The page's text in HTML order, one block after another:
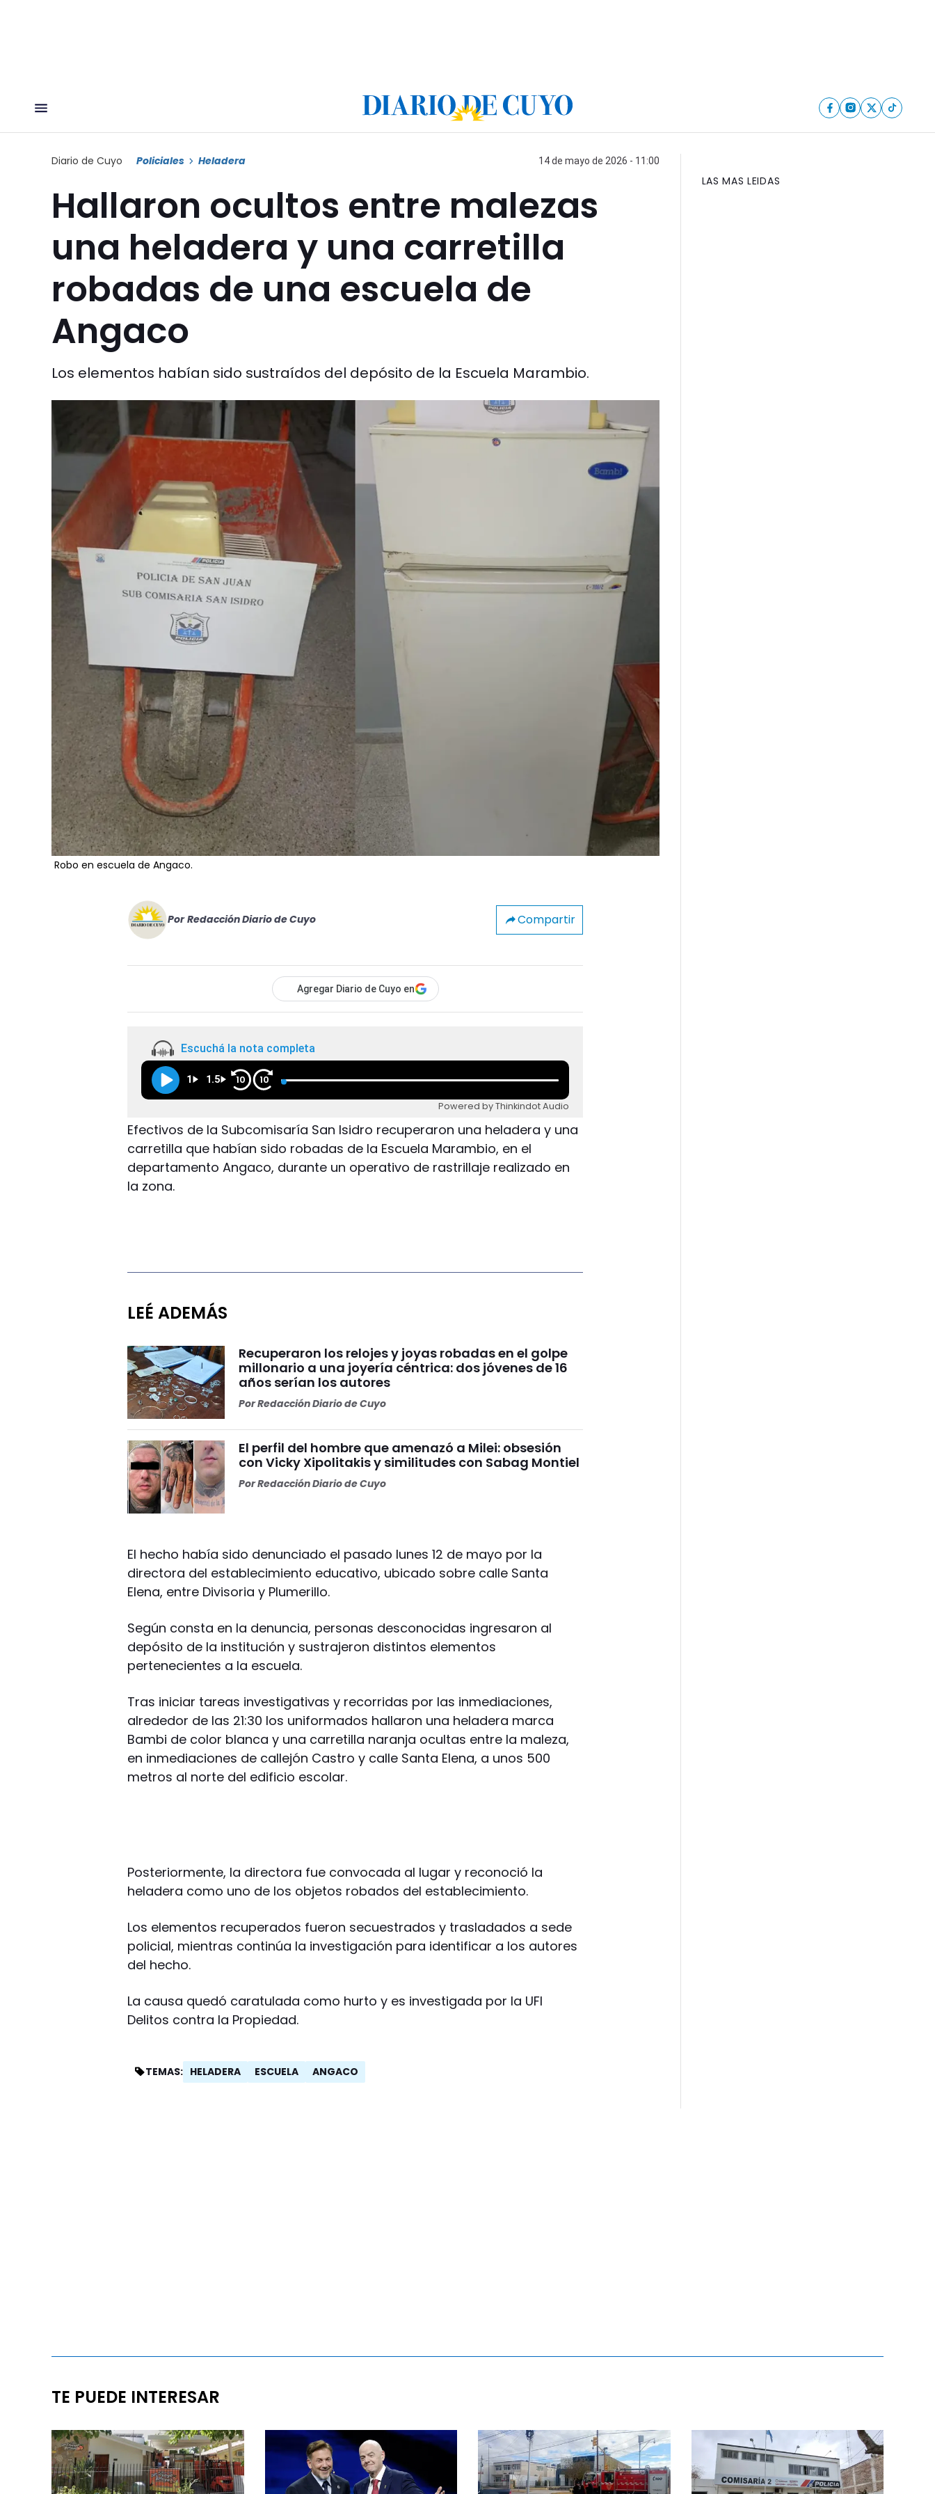
Diario de Cuyo Policiales Heladera 14 de mayo de 2026 - 11:00
Hallaron ocultos entre malezas
una heladera y una carretilla
robadas de una escuela de
Angaco
Los elementos habían sido sustraídos del depósito de la Escuela Marambio.
Robo en escuela de Angaco.
Por Redacción Diario de Cuyo Compartir
Agregar Diario de Cuyo en
Escuchá la nota completa
1 1.5 10 10
Powered by Thinkindot Audio
Efectivos de la Subcomisaría San Isidro recuperaron una heladera y una
carretilla que habían sido robadas de la Escuela Marambio, en el
departamento Angaco, durante un operativo de rastrillaje realizado en
la zona.
LEÉ ADEMÁS
Recuperaron los relojes y joyas robadas en el golpe
millonario a una joyería céntrica: dos jóvenes de 16
años serían los autores
PorRedacción Diario de Cuyo
El perfil del hombre que amenazó a Milei: obsesión
con Vicky Xipolitakis y similitudes con Sabag Montiel
PorRedacción Diario de Cuyo
El hecho había sido denunciado el pasado lunes 12 de mayo por la
directora del establecimiento educativo, ubicado sobre calle Santa
Elena, entre Divisoria y Plumerillo.
Según consta en la denuncia, personas desconocidas ingresaron al
depósito de la institución y sustrajeron distintos elementos
pertenecientes a la escuela.
Tras iniciar tareas investigativas y recorridas por las inmediaciones,
alrededor de las 21:30 los uniformados hallaron una heladera marca
Bambi de color blanca y una carretilla naranja ocultas entre la maleza,
en inmediaciones de callejón Castro y calle Santa Elena, a unos 500
metros al norte del edificio escolar.
Posteriormente, la directora fue convocada al lugar y reconoció la
heladera como uno de los objetos robados del establecimiento.
Los elementos recuperados fueron secuestrados y trasladados a sede
policial, mientras continúa la investigación para identificar a los autores
del hecho.
La causa quedó caratulada como hurto y es investigada por la UFI
Delitos contra la Propiedad.
TEMAS: HELADERA ESCUELA ANGACO
LAS MAS LEIDAS
TE PUEDE INTERESAR